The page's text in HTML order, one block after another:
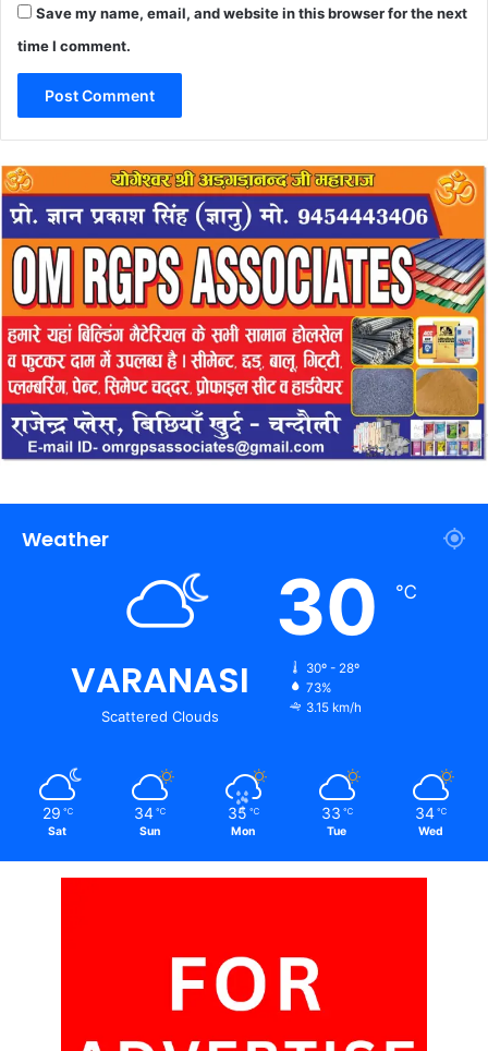
Save my name, email, and website in this browser for the next
time I comment.
Weather
VARANASI
Scattered Clouds
30 ℃
30º - 28º
73%
3.15 km/h
29 ℃
Sat
34 ℃
Sun
35 ℃
Mon
33 ℃
Tue
34 ℃
Wed